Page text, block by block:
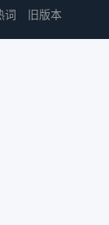
,6(3) :62-
词 旧版本